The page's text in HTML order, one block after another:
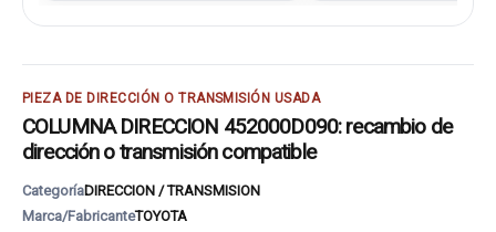
PIEZA DE DIRECCIÓN O TRANSMISIÓN USADA
COLUMNA DIRECCION 452000D090: recambio de
dirección o transmisión compatible
CategoríaDIRECCION / TRANSMISION
Marca/FabricanteTOYOTA